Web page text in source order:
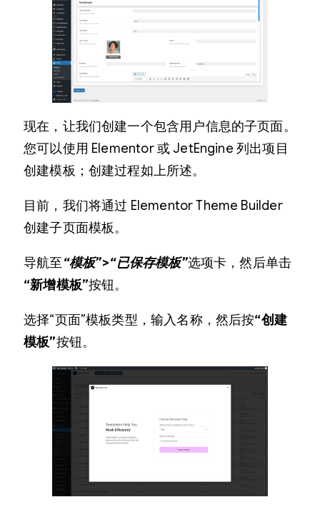
现在，让我们创建一个包含用户信息的子页面。
您可以使用 Elementor 或 JetEngine 列出项目
创建模板；创建过程如上所述。
目前，我们将通过 Elementor Theme Builder
创建子页面模板。
导航至“模板”>“已保存模板”选项卡，然后单击
“新增模板”按钮。
选择“页面”模板类型，输入名称，然后按“创建
模板”按钮。